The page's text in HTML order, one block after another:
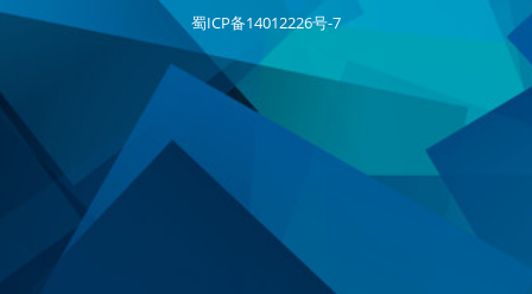
蜀ICP备14012226号-7